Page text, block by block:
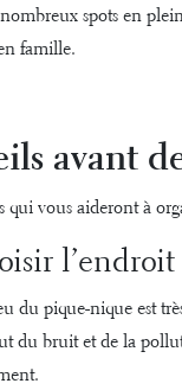
spots en
famille.
avant
qui vous aideront à
l’endroit
du pique-nique est
du bruit et de la